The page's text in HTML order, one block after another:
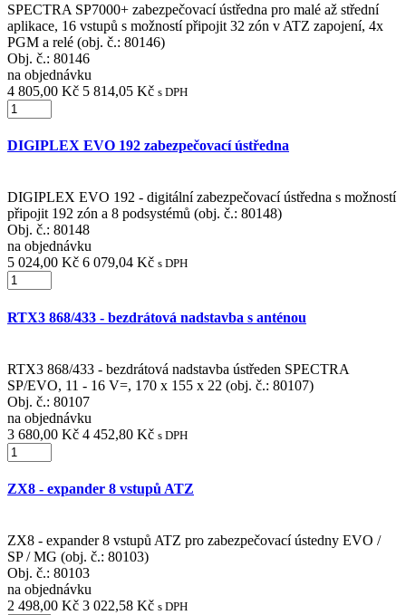
SPECTRA SP7000+ zabezpečovací ústředna pro malé až střední
aplikace, 16 vstupů s možností připojit 32 zón v ATZ zapojení, 4x
PGM a relé (obj. č.: 80146)
Obj. č.: 80146
na objednávku
4 805,00 Kč 5 814,05 Kč s DPH
DIGIPLEX EVO 192 zabezpečovací ústředna
DIGIPLEX EVO 192 - digitální zabezpečovací ústředna s možností
připojit 192 zón a 8 podsystémů (obj. č.: 80148)
Obj. č.: 80148
na objednávku
5 024,00 Kč 6 079,04 Kč s DPH
RTX3 868/433 - bezdrátová nadstavba s anténou
RTX3 868/433 - bezdrátová nadstavba ústředen SPECTRA
SP/EVO, 11 - 16 V=, 170 x 155 x 22 (obj. č.: 80107)
Obj. č.: 80107
na objednávku
3 680,00 Kč 4 452,80 Kč s DPH
ZX8 - expander 8 vstupů ATZ
ZX8 - expander 8 vstupů ATZ pro zabezpečovací ústedny EVO /
SP / MG (obj. č.: 80103)
Obj. č.: 80103
na objednávku
2 498,00 Kč 3 022,58 Kč s DPH